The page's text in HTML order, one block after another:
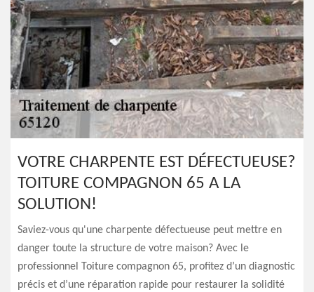
VOTRE CHARPENTE EST DÉFECTUEUSE?
TOITURE COMPAGNON 65 A LA
SOLUTION!
Saviez-vous qu'une charpente défectueuse peut mettre en
danger toute la structure de votre maison? Avec le
professionnel Toiture compagnon 65, profitez d’un diagnostic
précis et d’une réparation rapide pour restaurer la solidité